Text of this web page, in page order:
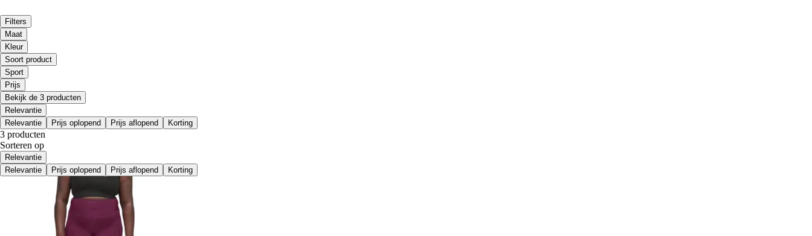
Filters
Maat
Kleur
Soort product
Sport
Prijs
Bekijk de 3 producten
Relevantie
Relevantie
Prijs oplopend Prijs aflopend Korting
3 producten
Sorteren op
Relevantie
Relevantie
Prijs oplopend Prijs aflopend Korting